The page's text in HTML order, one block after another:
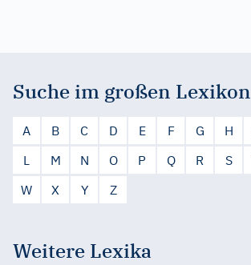
Suche im großen Lexikon
A B C D E F G H
L
M N O P Q R S
W
X Y Z
Weitere Lexika